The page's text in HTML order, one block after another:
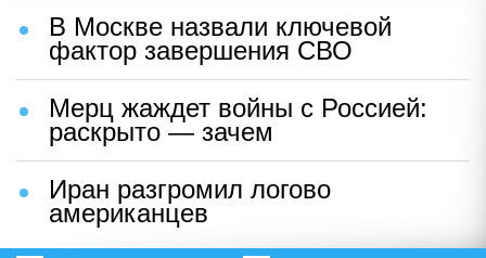
В Москве назвали ключевой
фактор завершения СВО
Мерц жаждет войны с Россией:
раскрыто — зачем
Иран разгромил логово
американцев